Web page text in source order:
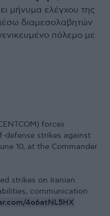
μήνυμα ελέγχου της
διαμεσολαβητών
πόλεμο με
forces
defense strikes against
10, at the Commander
strikes on Iranian
communication
4o6atNL5HX